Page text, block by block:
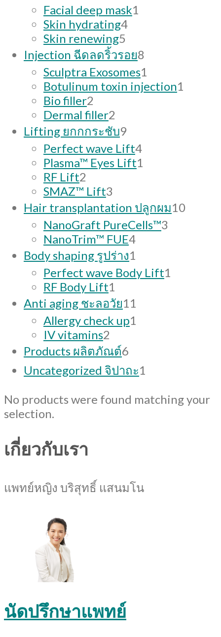
Facial deep mask1
Skin hydrating44
Skin renewing5
products
Injection ฉีดลดริ้วรอย8
products
Sculptra Exosomes1
product
Botulinum toxin injection1
Bio filler2
products
Dermal filler2
products
Lifting ยกกกระชับ99
products
Perfect wave Lift44
Plasma™ Eyes Lift1
RF Lift2
products
SMAZ™ Lift3
products
Hair transplantation ปลูกผม1010
NanoGraft PureCells™3
NanoTrim™ FUE44
Body shaping รูปร่าง1
product
Perfect wave Body Lift1
RF Body Lift1
product
Anti aging ชะลอวัย11
Allergy check up1
IV vitamins2
products
Products ผลิตภัณต์6
Uncategorized จิปาถะ1
No products were found matching your
selection.
เกี่ยวกับเรา
แพทย์หญิง บริสุทธิ์ แสนมโน
นัดปรึกษาแพทย์